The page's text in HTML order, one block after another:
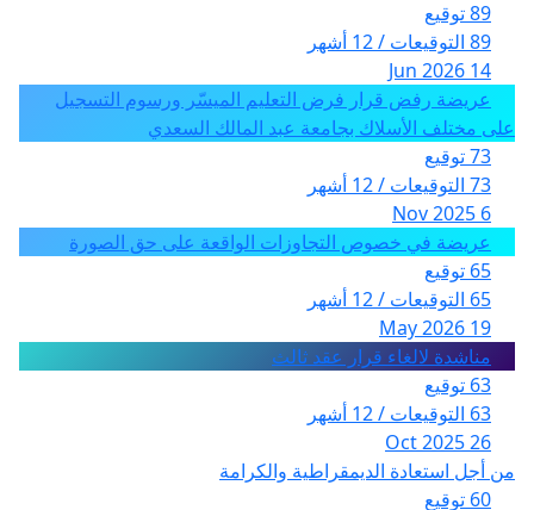
89 توقيع
89 التوقيعات / 12 أشهر
14 Jun 2026
عريضة رفض قرار فرض التعليم الميسّر ورسوم التسجيل
على مختلف الأسلاك بجامعة عبد المالك السعدي
73 توقيع
73 التوقيعات / 12 أشهر
6 Nov 2025
عريضة في خصوص التجاوزات الواقعة على حق الصورة
65 توقيع
65 التوقيعات / 12 أشهر
19 May 2026
مناشدة لالغاء قرار عقد ثالث
63 توقيع
63 التوقيعات / 12 أشهر
26 Oct 2025
من أجل استعادة الديمقراطية والكرامة
60 توقيع